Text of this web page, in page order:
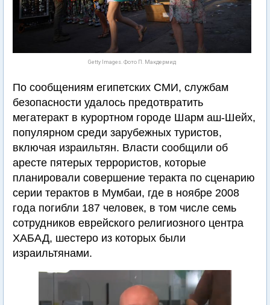
Getty Images. Фото П. Макдермид
По сообщениям египетских СМИ, службам
безопасности удалось предотвратить
мегатеракт в курортном городе Шарм аш-Шейх,
популярном среди зарубежных туристов,
включая израильтян. Власти сообщили об
аресте пятерых террористов, которые
планировали совершение теракта по сценарию
серии терактов в Мумбаи, где в ноябре 2008
года погибли 187 человек, в том числе семь
сотрудников еврейского религиозного центра
ХАБАД, шестеро из которых были
израильтянами.